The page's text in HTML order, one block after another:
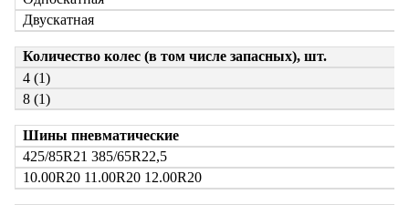
Двускатная
Количество колес (в том числе запасных), шт.
4 (1)
8 (1)
Шины пневматические
425/85R21 385/65R22,5
10.00R20 11.00R20 12.00R20